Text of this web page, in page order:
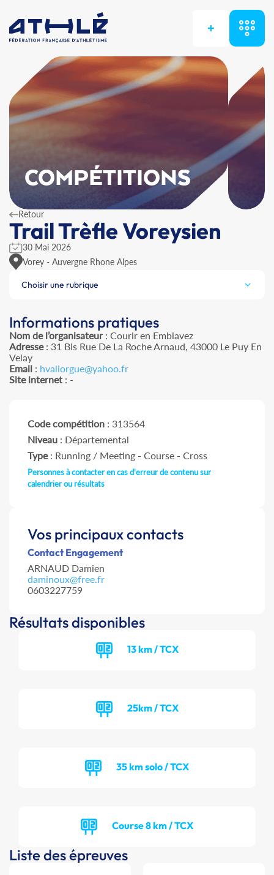
+
COMPÉTITIONS
Retour
Trail Trèfle Voreysien
30 Mai 2026
Vorey - Auvergne Rhone Alpes
Choisir une rubrique
Informations pratiques
Nom de l’organisateur: Courir en Emblavez
Adresse: 31 Bis Rue De La Roche Arnaud, 43000 Le Puy En
Velay
Email : hvaliorgue@yahoo.fr
Site internet : -
Code compétition : 313564
Niveau : Départemental
Type: Running / Meeting - Course - Cross
Personnes à contacter en cas d'erreur de contenu sur
calendrier ou résultats
Vos principaux contacts
Contact Engagement
ARNAUD Damien
daminoux@free.fr
0603227759
Résultats disponibles
13 km / TCX
25km / TCX
35 km solo / TCX
Course 8 km / TCX
Liste des épreuves